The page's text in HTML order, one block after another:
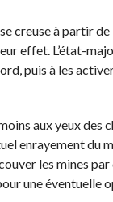
creuse à partir
effet. L’état-
puis à les
aux yeux des
enrayement du
les mines
une éventuelle